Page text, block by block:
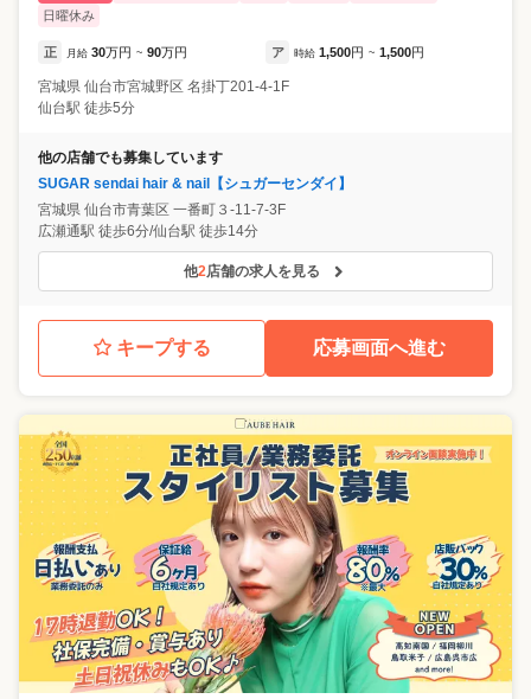
日曜休み
正 月給 30万円 ~ 90万円 ア 時給 1,500円 ~ 1,500円
宮城県 仙台市宮城野区 名掛丁201-4-1F
仙台駅 徒歩5分
他の店舗でも募集しています
SUGAR sendai hair & nail【シュガーセンダイ】
宮城県 仙台市青葉区 一番町３-11-7-3F
広瀬通駅 徒歩6分/仙台駅 徒歩14分
他2店舗の求人を見る
キープする 応募画面へ進む